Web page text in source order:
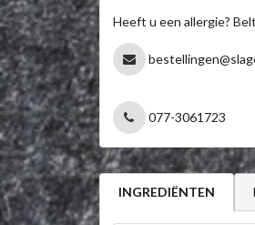
Heeft u een allergie?
077-3061723
INGREDIËNTEN